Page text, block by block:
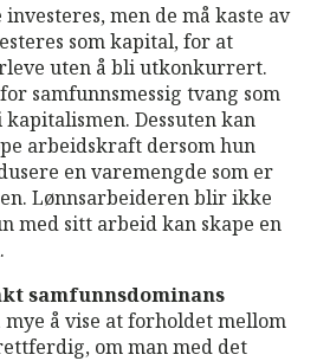
men de må kaste av
som kapital, for at
uten å bli utkonkurrert.
samfunnsmessig tvang som
Dessuten kan
arbeidskraft dersom hun
en varemengde som er
Lønnsarbeideren blir ikke
med sitt arbeid kan skape en
samfunnsdominans
å vise at forholdet mellom
om man med det